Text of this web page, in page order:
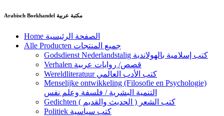
Ga
inhoud
Arabisch Boekhandel مكتبة عربية
Home الصفحة الرئيسية
Alle Producten جميع المنتجات
Godsdienst Nederlandstalig كتب إسلامية بالهولاندية
Verhalen قصص/ روايات عربية
Wereldliteratuur كتب الأدب العالمي
Menselijke ontwikkeling (Filosofie en Psychologie)
التنمية البشرية / فلسفة وعلم نفس
Gedichten كتب الشعر ( الحديث والقديم )
Politiek كتب سياسية